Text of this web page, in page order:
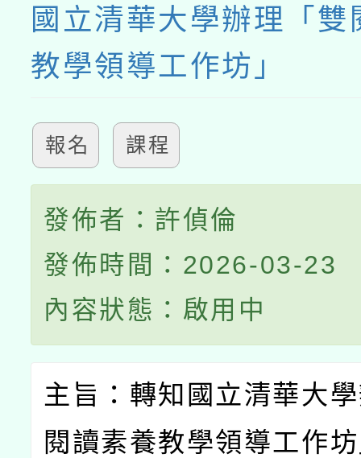
國立清華大學辦理「雙
教學領導工作坊」
報名 課程
發佈者：許偵倫
發佈時間：2026-03-23
內容狀態：啟用中
主旨：轉知國立清華大
閱讀素養教學領導工作